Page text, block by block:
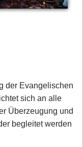
der Evangelischen
sich an alle
Überzeugung und
begleitet werden